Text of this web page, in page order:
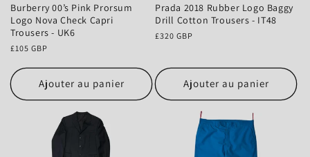
Burberry 00’s Pink Prorsum
Logo Nova Check Capri
Trousers - UK6
Prix
£105 GBP
Ajouter au panier
Prada 2018 Rubber Logo Baggy
Drill Cotton Trousers - IT48
Prix
£320 GBP
Ajouter au panier